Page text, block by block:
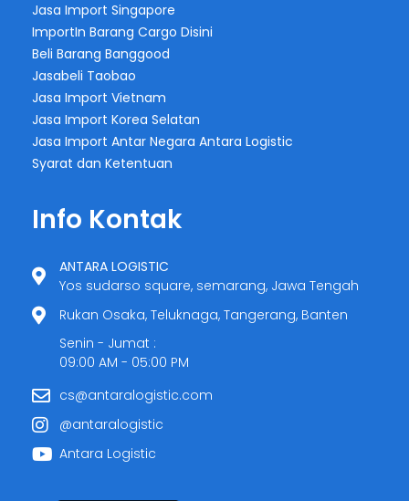
Jasa Import Singapore
ImportIn Barang Cargo Disini
Beli Barang Banggood
Jasabeli Taobao
Jasa Import Vietnam
Jasa Import Korea Selatan
Jasa Import Antar Negara Antara Logistic
Syarat dan Ketentuan
Info Kontak
ANTARA LOGISTIC
Yos sudarso square, semarang, Jawa Tengah
Rukan Osaka, Teluknaga, Tangerang, Banten
Senin - Jumat :
09:00 AM - 05:00 PM
cs@antaralogistic.com
@antaralogistic
Antara Logistic